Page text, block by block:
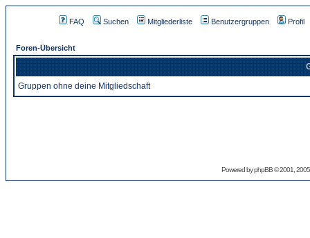
FAQ Suchen Mitgliederliste Benutzergruppen Profil
Foren-Übersicht
Gruppen ohne deine Mitgliedschaft
Powered byphpBB© 2001,